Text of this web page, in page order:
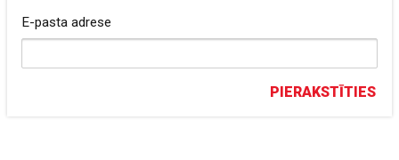
E-pasta adrese
PIERAKSTĪTIES